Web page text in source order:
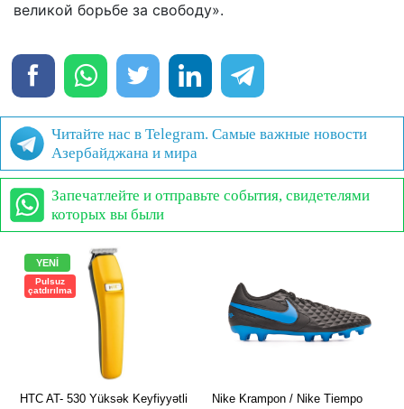
великой борьбе за свободу».
Читайте нас в Telegram. Самые важные новости
Азербайджана и мира
Запечатлейте и отправьте события, свидетелями
которых вы были